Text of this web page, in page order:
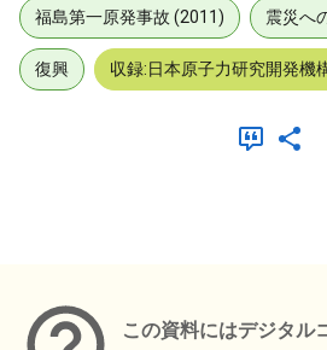
福島第一原発事故 (2011) 震災へ
復興 収録:日本原子力研究開発機
この資料にはデジタル